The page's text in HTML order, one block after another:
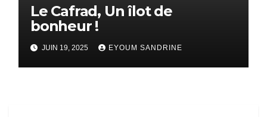
Le Cafrad, Un îlot de
bonheur !
JUIN 19, 2025 EYOUM SANDRINE